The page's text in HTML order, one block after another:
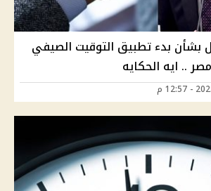
بشأن بدء تطبيق التوقيت الصيفي